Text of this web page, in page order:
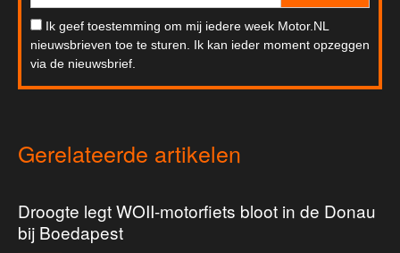
Ik geef toestemming om mij iedere week Motor.NL
nieuwsbrieven toe te sturen. Ik kan ieder moment opzeggen
via de nieuwsbrief.
Gerelateerde artikelen
Droogte legt WOII-motorfiets bloot in de Donau
bij Boedapest